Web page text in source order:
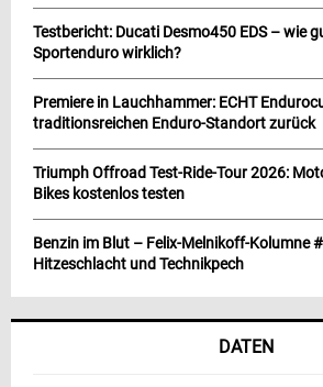
Testbericht: Ducati Desmo450 EDS – wie
Sportenduro wirklich?
Premiere in Lauchhammer: ECHT
traditionsreichen Enduro-Standort zurück
Triumph Offroad Test-Ride-Tour 2026:
Bikes kostenlos testen
Benzin im Blut – Felix-Melnikoff-Kolumne
Hitzeschlacht und Technikpech
DATEN